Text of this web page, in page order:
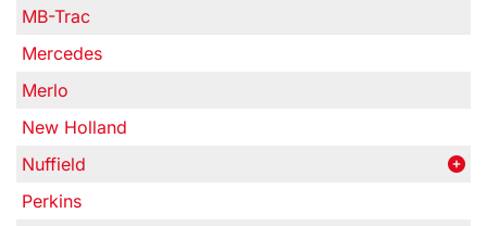
MB-Trac
Mercedes
Merlo
New Holland
Nuffield
Perkins